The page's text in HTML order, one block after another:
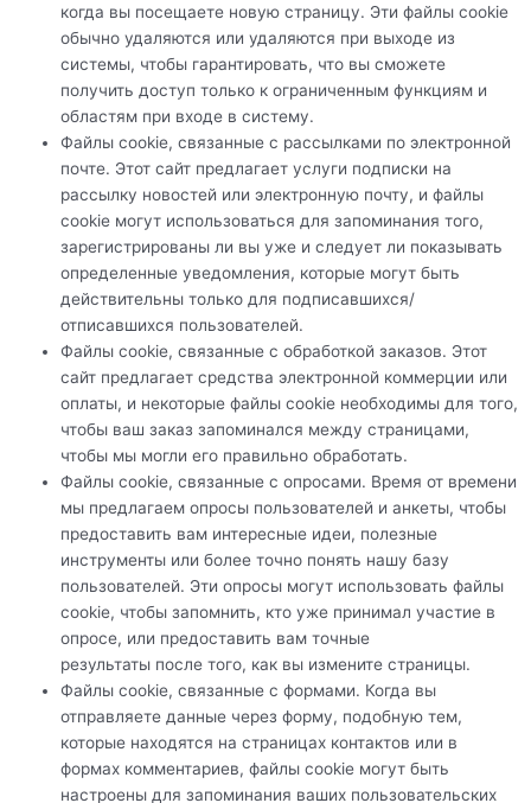
когда вы посещаете новую страницу. Эти файлы cookie
обычно удаляются или удаляются при выходе из
системы, чтобы гарантировать, что вы сможете
получить доступ только к ограниченным функциям и
областям при входе в систему.
Файлы cookie, связанные с рассылками по электронной
почте. Этот сайт предлагает услуги подписки на
рассылку новостей или электронную почту, и файлы
cookie могут использоваться для запоминания того,
зарегистрированы ли вы уже и следует ли показывать
определенные уведомления, которые могут быть
действительны только для подписавшихся/
отписавшихся пользователей.
Файлы cookie, связанные с обработкой заказов. Этот
сайт предлагает средства электронной коммерции или
оплаты, и некоторые файлы cookie необходимы для того,
чтобы ваш заказ запоминался между страницами,
чтобы мы могли его правильно обработать.
Файлы cookie, связанные с опросами. Время от времени
мы предлагаем опросы пользователей и анкеты, чтобы
предоставить вам интересные идеи, полезные
инструменты или более точно понять нашу базу
пользователей. Эти опросы могут использовать файлы
cookie, чтобы запомнить, кто уже принимал участие в
опросе, или предоставить вам точные
результаты после того, как вы измените страницы.
Файлы cookie, связанные с формами. Когда вы
отправляете данные через форму, подобную тем,
которые находятся на страницах контактов или в
формах комментариев, файлы cookie могут быть
настроены для запоминания ваших пользовательских